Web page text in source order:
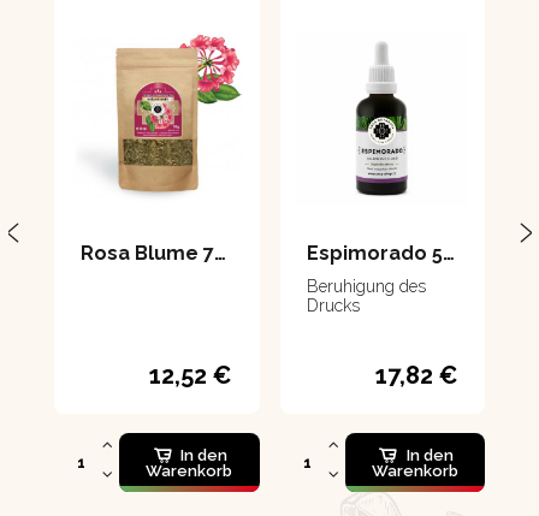
Rosa Blume 70 g
12,52 €
In den
Warenkorb
Espimorado 50 ml
Beruhigung des
Drucks
17,82 €
In den
Warenkorb